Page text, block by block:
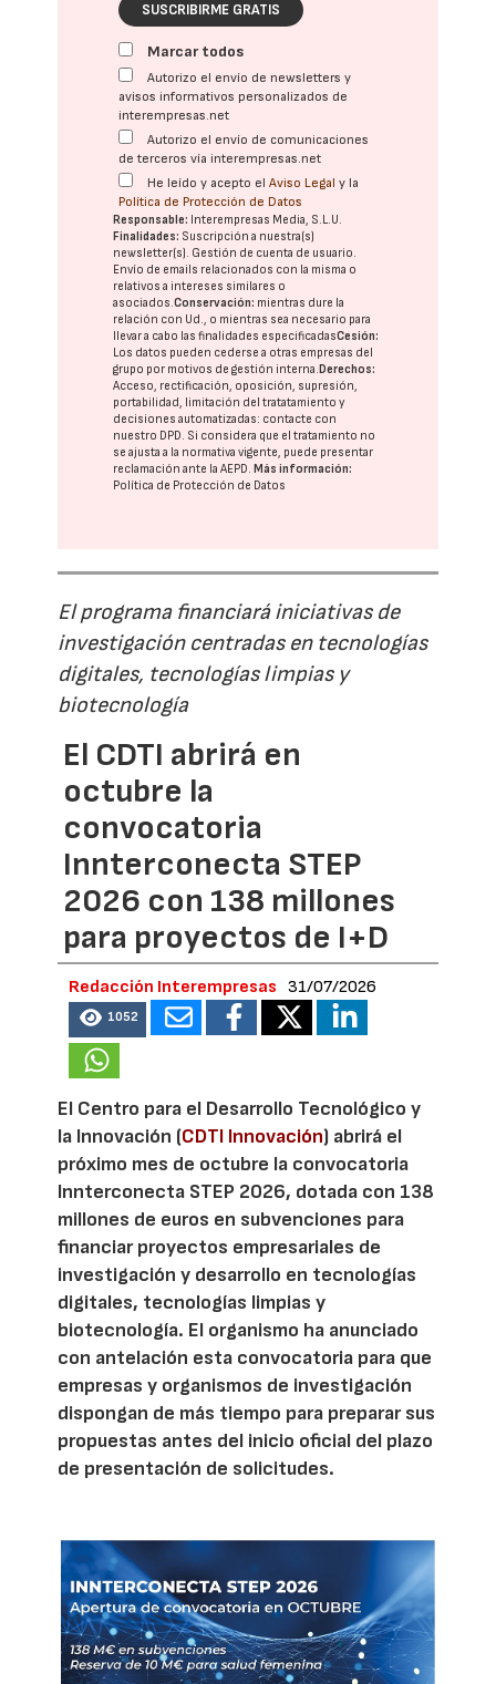
SUSCRIBIRME GRATIS
Marcar todos
Autorizo el envío de newsletters y
avisos informativos personalizados de
interempresas.net
Autorizo el envío de comunicaciones
de terceros vía interempresas.net
He leído y acepto elAviso Legal y la
Política de Protección de Datos
Responsable: Interempresas Media, S.L.U.
Finalidades: Suscripción a nuestra(s)
newsletter(s). Gestión de cuenta de usuario.
Envío de emails relacionados con la misma o
relativos a intereses similares o
asociados.Conservación: mientras dure la
relación con Ud., o mientras sea necesario para
llevar a cabo las finalidades especificadasCesión:
Los datos pueden cederse a otras empresas del
grupo por motivos de gestión interna. Derechos:
Acceso, rectificación, oposición, supresión,
portabilidad, limitación del tratatamiento y
decisiones automatizadas: contacte con
nuestro DPD. Si considera que el tratamiento no
se ajusta a la normativa vigente, puede presentar
reclamación ante laAEPD. Más información:
Política de Protección de Datos
El programa financiará iniciativas de
investigación centradas en tecnologías
digitales, tecnologías limpias y
biotecnología
El CDTI abrirá en
octubre la
convocatoria
Innterconecta STEP
2026 con 138 millones
para proyectos de I+D
Redacción Interempresas 31/07/2026
1052
El Centro para el Desarrollo Tecnológico y
la Innovación (CDTI Innovación) abrirá el
próximo mes de octubre la convocatoria
Innterconecta STEP 2026, dotada con 138
millones de euros en subvenciones para
financiar proyectos empresariales de
investigación y desarrollo en tecnologías
digitales, tecnologías limpias y
biotecnología. El organismo ha anunciado
con antelación esta convocatoria para que
empresas y organismos de investigación
dispongan de más tiempo para preparar sus
propuestas antes del inicio oficial del plazo
de presentación de solicitudes.